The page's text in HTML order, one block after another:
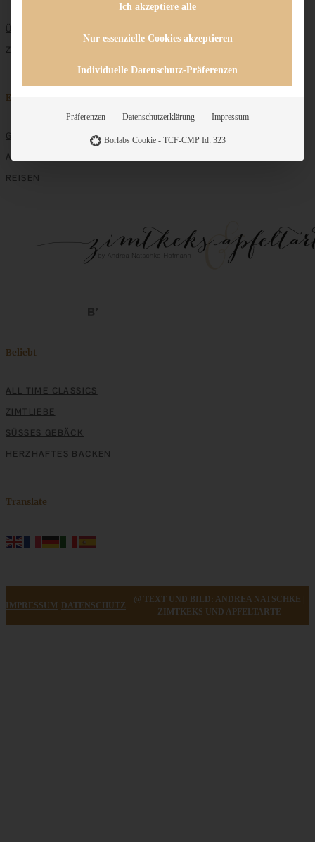
ÜBER MICH
ZUSAMMENARBEIT
Entdecken
GRUNDLAGEN
ALLE REZEPTE
REISEN
Beliebt
ALL TIME CLASSICS
ZIMTLIEBE
SÜSSES GEBÄCK
HERZHAFTES BACKEN
Translate
IMPRESSUM DATENSCHUTZ
@ TEXT UND BILD: ANDREA NATSCHKE |
ZIMTKEKS UND APFELTARTE
Ich akzeptiere alle
Nur essenzielle Cookies akzeptieren
Individuelle Datenschutz-Präferenzen
Präferenzen Datenschutzerklärung Impressum
Borlabs Cookie - TCF-CMP Id: 323